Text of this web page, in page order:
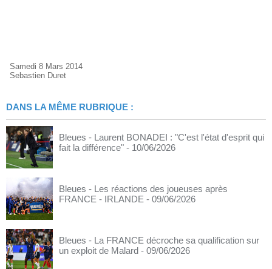
Samedi 8 Mars 2014
Sebastien Duret
DANS LA MÊME RUBRIQUE :
Bleues - Laurent BONADEI : "C'est l'état d'esprit qui
fait la différence" - 10/06/2026
Bleues - Les réactions des joueuses après
FRANCE - IRLANDE - 09/06/2026
Bleues - La FRANCE décroche sa qualification sur
un exploit de Malard - 09/06/2026